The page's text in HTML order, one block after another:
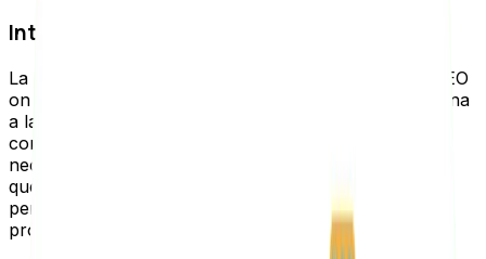
Intención de búsqueda
La relevancia es uno de los factores esenciales del SEO
on Page, se refiere a alinear el contenido de una página
a la intención de búsqueda del usuario. Siempre el
contenido debe estar enfocado a satisfacer sus
necesidades de búsqueda. Cuando Google considera
que nuestro contenido ayuda a los usuarios y estos
permanecen más tiempo en el sitio, tendremos mayor
probabilidad de tener una mejor posición en la SERP.